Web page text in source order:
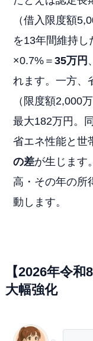
（借入限度額
を13年間維持し
×0.7%＝35万円
れます。一方、
（限度額2,000
最大182万円。
省エネ性能と世
の差が生じます
高・その年の所
動します。
【2026年令
大幅強化